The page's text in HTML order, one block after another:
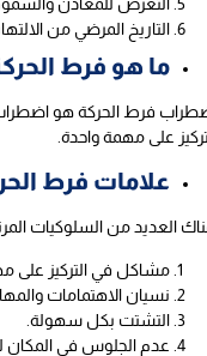
التاريخ المرضي من
ما هو فرط
فرط الحركة هو
على مهمة واحدة.
علامات فرط
العديد من السلوكيات
مشاكل في التركيز على
نسيان الاهتمامات
التشتت بكل سهولة.
عدم الجلوس في المكان